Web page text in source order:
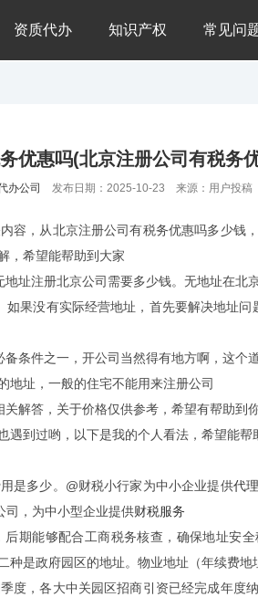
资质代办 知识产权 常见问
优惠吗(北京注册公司有税务
办公司 发布日期：2025-10-23 来源：用户投稿
容，从北京注册公司有税务优惠吗多少钱
，希望能帮助到大家
址注册北京公司需要多少钱。无地址在北
如果没有实际经营地址，首先要解决地址问
条件之一，开公司当然得有地方啊，这个
地址，一般的住宅不能用来注册公司
解答，关于价格仅供参考，希望有帮助到
遇到过哟，以下是我的个人看法，希望能
是多少。@财税小行家为中小企业提供代
司，为中小型企业提供财税服务
期能够配合工商税务核查，确保地址安
是政府园区的地址。物业地址（年续费地
度，各大中关园区招商引资已经完成年度